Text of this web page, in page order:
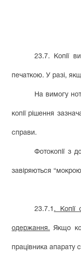
23.7. Копії
печаткою. У разі,
На вимогу
копії рішення
справи.
Фотокопії з
завіряються
23.7.1 . Копії
одержання. Якщо
працівника апарату